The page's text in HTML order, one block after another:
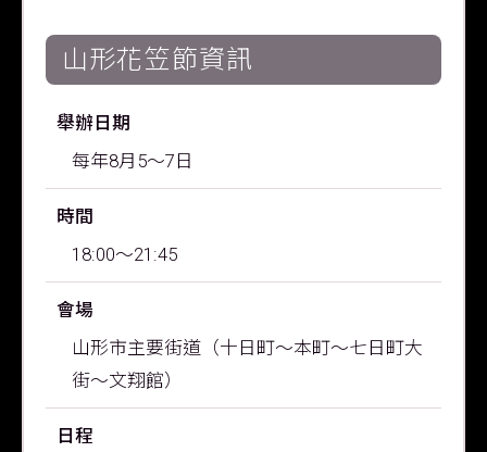
山形花笠節資訊
舉辦日期
每年8月5～7日
時間
18:00～21:45
會場
山形市主要街道（十日町～本町～七日町大
街～文翔館）
日程